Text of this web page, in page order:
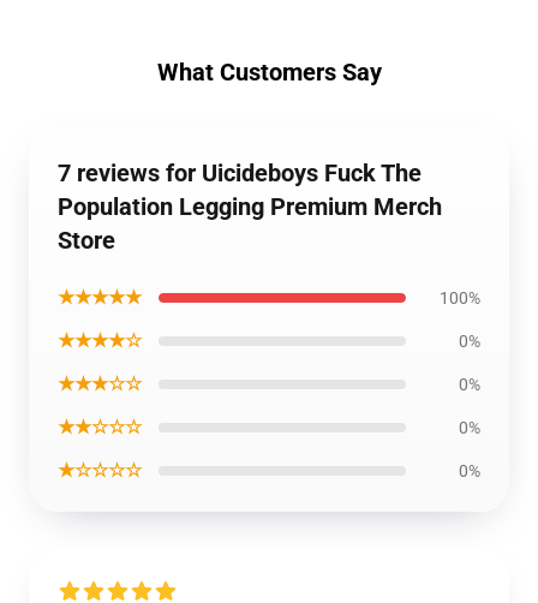
What Customers Say
7 reviews for Uicideboys Fuck The
Population Legging Premium Merch
Store
★★★★★ 100%
★★★★☆ 0%
★★★☆☆ 0%
★★☆☆☆ 0%
★☆☆☆☆ 0%